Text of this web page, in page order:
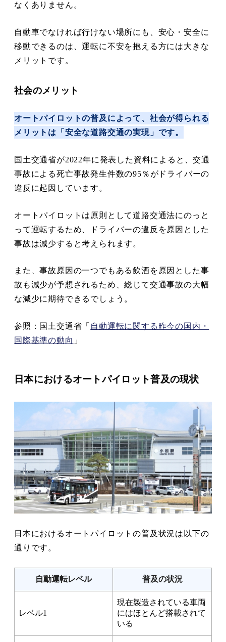
なくありません。
自動車でなければ行けない場所にも、安心・安全に
移動できるのは、運転に不安を抱える方には大きな
メリットです。
社会のメリット
オートパイロットの普及によって、社会が得られる
メリットは「安全な道路交通の実現」です。
国土交通省が2022年に発表した資料によると、交通
事故による死亡事故発生件数の95％がドライバーの
違反に起因しています。
オートパイロットは原則として道路交通法にのっと
って運転するため、ドライバーの違反を原因とした
事故は減少すると考えられます。
また、事故原因の一つでもある飲酒を原因とした事
故も減少が予想されるため、総じて交通事故の大幅
な減少に期待できるでしょう。
参照：国土交通省「 自動運転に関する昨今の国内・
国際基準の動向 」
日本におけるオートパイロット普及の現状
日本におけるオートパイロットの普及状況は以下の
通りです。
自動運転レベル 普及の状況
レベル1
現在製造されている車両
にはほとんど搭載されて
いる